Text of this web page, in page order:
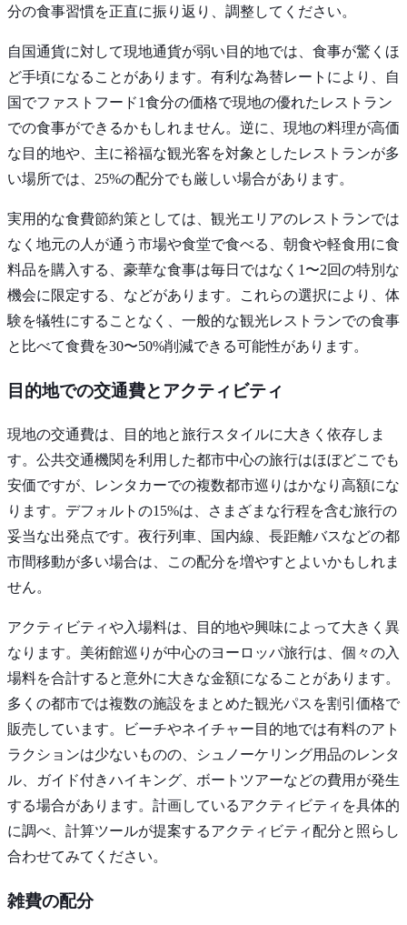
分の食事習慣を正直に振り返り、調整してください。
自国通貨に対して現地通貨が弱い目的地では、食事が驚くほ
ど手頃になることがあります。有利な為替レートにより、自
国でファストフード1食分の価格で現地の優れたレストラン
での食事ができるかもしれません。逆に、現地の料理が高価
な目的地や、主に裕福な観光客を対象としたレストランが多
い場所では、25%の配分でも厳しい場合があります。
実用的な食費節約策としては、観光エリアのレストランでは
なく地元の人が通う市場や食堂で食べる、朝食や軽食用に食
料品を購入する、豪華な食事は毎日ではなく1〜2回の特別な
機会に限定する、などがあります。これらの選択により、体
験を犠牲にすることなく、一般的な観光レストランでの食事
と比べて食費を30〜50%削減できる可能性があります。
目的地での交通費とアクティビティ
現地の交通費は、目的地と旅行スタイルに大きく依存しま
す。公共交通機関を利用した都市中心の旅行はほぼどこでも
安価ですが、レンタカーでの複数都市巡りはかなり高額にな
ります。デフォルトの15%は、さまざまな行程を含む旅行の
妥当な出発点です。夜行列車、国内線、長距離バスなどの都
市間移動が多い場合は、この配分を増やすとよいかもしれま
せん。
アクティビティや入場料は、目的地や興味によって大きく異
なります。美術館巡りが中心のヨーロッパ旅行は、個々の入
場料を合計すると意外に大きな金額になることがあります。
多くの都市では複数の施設をまとめた観光パスを割引価格で
販売しています。ビーチやネイチャー目的地では有料のアト
ラクションは少ないものの、シュノーケリング用品のレンタ
ル、ガイド付きハイキング、ボートツアーなどの費用が発生
する場合があります。計画しているアクティビティを具体的
に調べ、計算ツールが提案するアクティビティ配分と照らし
合わせてみてください。
雑費の配分